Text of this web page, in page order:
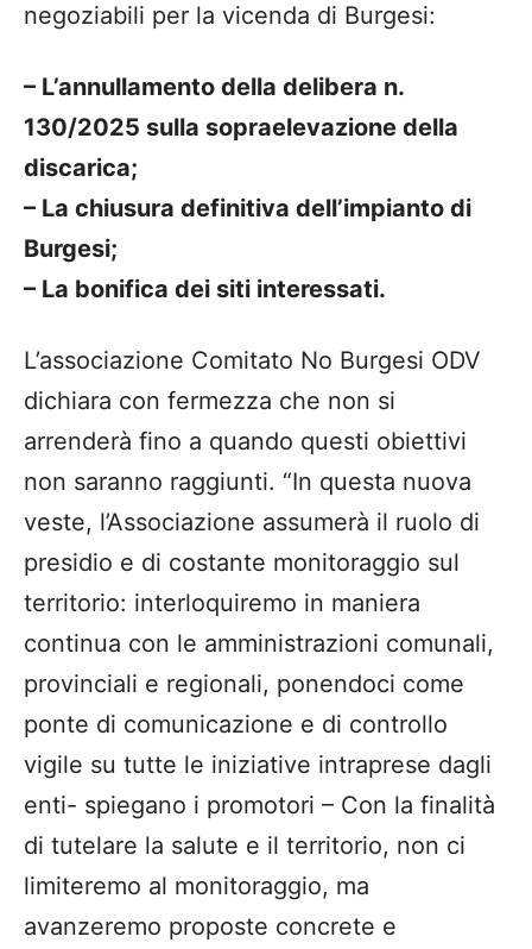
negoziabili per la vicenda di Burgesi:
– ​L’annullamento della delibera n.
130/2025 sulla sopraelevazione della
discarica;
– ​La chiusura definitiva dell’impianto di
Burgesi;
– ​La bonifica dei siti interessati.
​L’associazione Comitato No Burgesi ODV
dichiara con fermezza che non si
arrenderà fino a quando questi obiettivi
non saranno raggiunti. “In questa nuova
veste, l’Associazione assumerà il ruolo di
presidio e di costante monitoraggio sul
territorio: interloquiremo in maniera
continua con le amministrazioni comunali,
provinciali e regionali, ponendoci come
ponte di comunicazione e di controllo
vigile su tutte le iniziative intraprese dagli
enti- spiegano i promotori – Con la finalità
di tutelare la salute e il territorio, non ci
limiteremo al monitoraggio, ma
avanzeremo proposte concrete e